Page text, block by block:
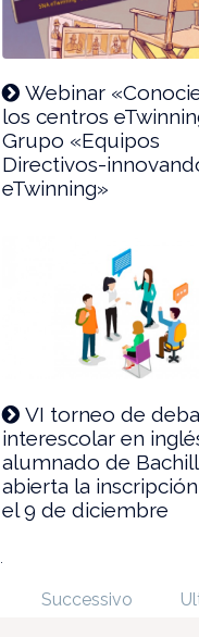
Webinar
los centros
Grupo «Equipos
Directivos-
eTwinning»
VI torneo de
interescolar en
alumnado de
abierta la
el 9 de diciembre
Successivo